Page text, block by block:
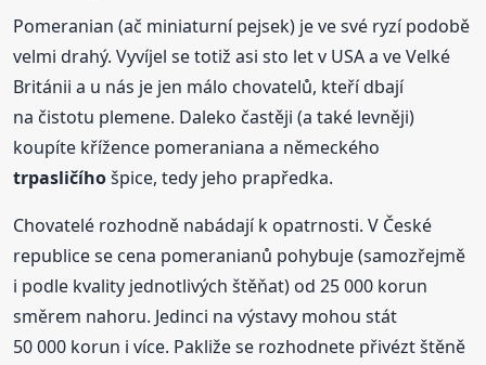
Pomeranian (ač miniaturní pejsek) je ve své ryzí podobě
velmi drahý. Vyvíjel se totiž asi sto let v USA a ve Velké
Británii a u nás je jen málo chovatelů, kteří dbají
na čistotu plemene. Daleko častěji (a také levněji)
koupíte křížence pomeraniana a německého
trpasličíhošpice, tedy jeho prapředka.
Chovatelé rozhodně nabádají k opatrnosti. V České
republice se cena pomeranianů pohybuje (samozřejmě
i podle kvality jednotlivých štěňat) od 25 000 korun
směrem nahoru. Jedinci na výstavy mohou stát
50 000 korun i více. Pakliže se rozhodnete přivézt štěně